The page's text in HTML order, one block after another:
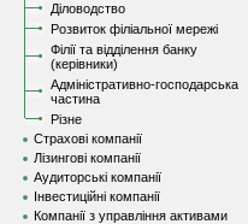
Діловодство
Розвиток філіальної мережі
Філії та відділення банку
(керівники)
Адміністративно-господарська
частина
Різне
Страхові компанії
Лізингові компанії
Аудиторські компанії
Інвестиційні компанії
Компанії з управління активами